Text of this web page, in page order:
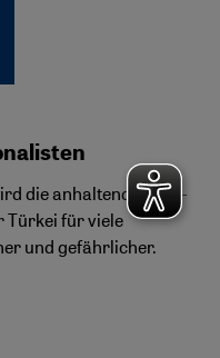
die anhaltende ultra-
Türkei für viele
und gefährlicher.